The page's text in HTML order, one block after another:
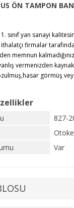
ÖN TAMPON
sınıf yan sanayi
firmalar
memnun
vermenizden
görmüş
827-
Var